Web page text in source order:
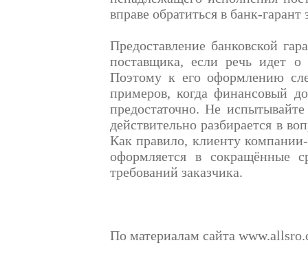
вправе обратиться в банк-
Предоставление банковской
поставщика, если речь идет
Поэтому к его оформлению
примеров, когда финансовый
предостаточно. Не
действительно разбирается в
Как правило, клиенту компании-
оформляется в сокращённые
требований заказчика.
По материалам сайта